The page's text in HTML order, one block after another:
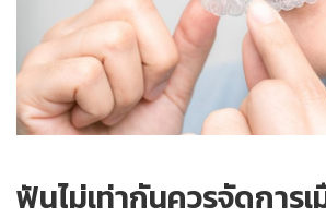
ฟันไม่เท่ากันควรจัดการเ